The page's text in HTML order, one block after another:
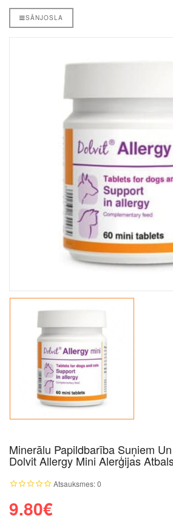
SĀNJOSLA
Minerālu Papildbarība Suņiem
Dolvit Allergy Mini Alerģijas
Atsauksmes: 0
9.80€